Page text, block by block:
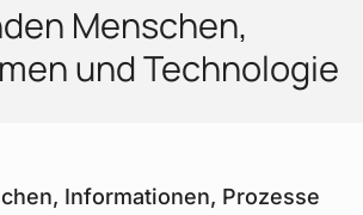
Menschen,
und Technologie
Informationen, Prozesse